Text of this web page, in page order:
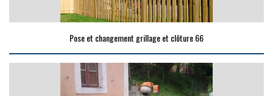
Pose et changement grillage et clôture 66